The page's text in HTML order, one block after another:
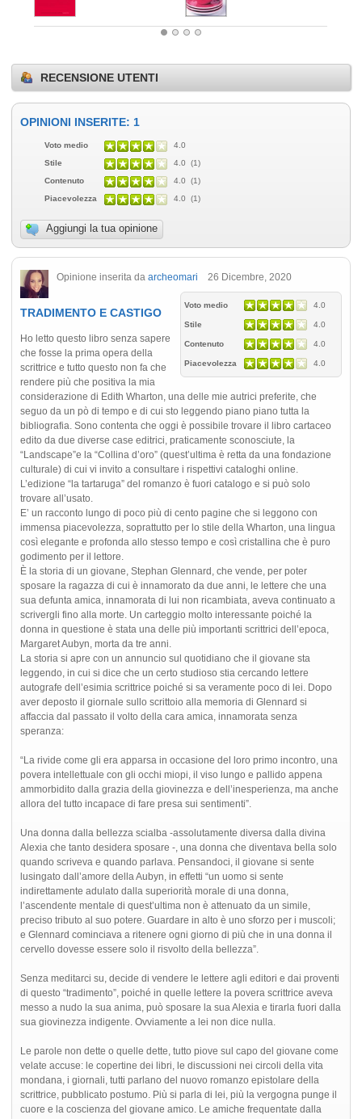
RECENSIONE UTENTI
OPINIONI INSERITE: 1
Voto medio
4.0
Stile
4.0 (1)
Contenuto
4.0 (1)
Piacevolezza
4.0 (1)
Aggiungi la tua opinione
Opinione inserita da archeomari 26 Dicembre, 2020
Voto medio 4.0
Stile 4.0
Contenuto 4.0
Piacevolezza 4.0
TRADIMENTO E CASTIGO
Ho letto questo libro senza sapere
che fosse la prima opera della
scrittrice e tutto questo non fa che
rendere più che positiva la mia
considerazione di Edith Wharton, una delle mie autrici preferite, che
seguo da un pò di tempo e di cui sto leggendo piano piano tutta la
bibliografia. Sono contenta che oggi è possibile trovare il libro cartaceo
edito da due diverse case editrici, praticamente sconosciute, la
“Landscape”e la “Collina d’oro” (quest’ultima è retta da una fondazione
culturale) di cui vi invito a consultare i rispettivi cataloghi online.
L’edizione “la tartaruga” del romanzo è fuori catalogo e si può solo
trovare all’usato.
E’ un racconto lungo di poco più di cento pagine che si leggono con
immensa piacevolezza, soprattutto per lo stile della Wharton, una lingua
così elegante e profonda allo stesso tempo e così cristallina che è puro
godimento per il lettore.
È la storia di un giovane, Stephan Glennard, che vende, per poter
sposare la ragazza di cui è innamorato da due anni, le lettere che una
sua defunta amica, innamorata di lui non ricambiata, aveva continuato a
scrivergli fino alla morte. Un carteggio molto interessante poiché la
donna in questione è stata una delle più importanti scrittrici dell’epoca,
Margaret Aubyn, morta da tre anni.
La storia si apre con un annuncio sul quotidiano che il giovane sta
leggendo, in cui si dice che un certo studioso stia cercando lettere
autografe dell’esimia scrittrice poiché si sa veramente poco di lei. Dopo
aver deposto il giornale sullo scrittoio alla memoria di Glennard si
affaccia dal passato il volto della cara amica, innamorata senza
speranza:
“La rivide come gli era apparsa in occasione del loro primo incontro, una
povera intellettuale con gli occhi miopi, il viso lungo e pallido appena
ammorbidito dalla grazia della giovinezza e dell’inesperienza, ma anche
allora del tutto incapace di fare presa sui sentimenti”.
Una donna dalla bellezza scialba -assolutamente diversa dalla divina
Alexia che tanto desidera sposare -, una donna che diventava bella solo
quando scriveva e quando parlava. Pensandoci, il giovane si sente
lusingato dall’amore della Aubyn, in effetti “un uomo si sente
indirettamente adulato dalla superiorità morale di una donna,
l’ascendente mentale di quest’ultima non è attenuato da un simile,
preciso tributo al suo potere. Guardare in alto è uno sforzo per i muscoli;
e Glennard cominciava a ritenere ogni giorno di più che in una donna il
cervello dovesse essere solo il risvolto della bellezza”.
Senza meditarci su, decide di vendere le lettere agli editori e dai proventi
di questo “tradimento”, poiché in quelle lettere la povera scrittrice aveva
messo a nudo la sua anima, può sposare la sua Alexia e tirarla fuori dalla
sua giovinezza indigente. Ovviamente a lei non dice nulla.
Le parole non dette o quelle dette, tutto piove sul capo del giovane come
velate accuse: le copertine dei libri, le discussioni nei circoli della vita
mondana, i giornali, tutti parlano del nuovo romanzo epistolare della
scrittrice, pubblicato postumo. Più si parla di lei, più la vergogna punge il
cuore e la coscienza del giovane amico. Le amiche frequentate dalla